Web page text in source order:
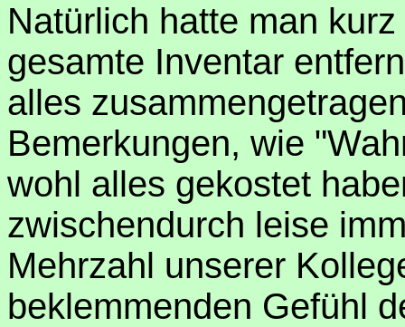
Natürlich hatte man
gesamte Inventar
alles
Bemerkungen, wie
wohl alles gekostet
zwischendurch leise
Mehrzahl unserer
beklemmenden Gefühl